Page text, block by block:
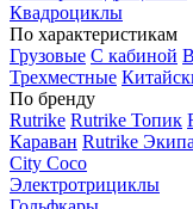
Квадроциклы
По характеристикам
Грузовые С кабиной
Трехместные
По бренду
Rutrike Rutrike Топик
Караван Rutrike
City Coco
Электротрициклы